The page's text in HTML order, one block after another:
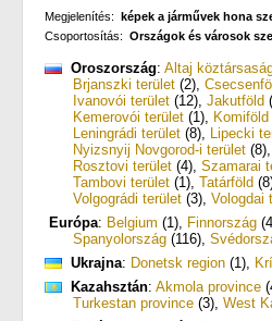
Megjelenítés: képek a járművek hona
Csoportosítás: Országok és városok
Oroszország: Altaj
Brjanszki terület (2),
Ivanovói terület (12), Jakutföld
Kemerovói terület (1), Komiföld
Leningrádi terület (8), Lipecki
Nyizsnyij Novgorod-i terület (8),
Rosztovi terület (4), Szamarai
Tambovi terület (1), Tatárföld
Volgográdi terület (3), Vologdai
Európa: Belgium (1), Finnország
Spanyolország (116),
Ukrajna: Donetsk region (1),
Kazahsztán: Akmola province
Turkestan province (3), West